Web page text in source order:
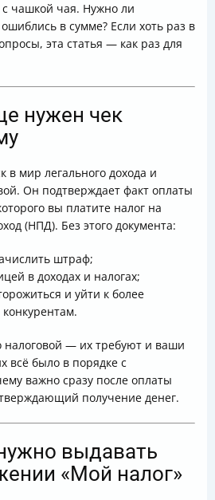
чашкой чая. Нужно ли
в сумме? Если хоть раз в
эта статья — как раз для
нужен чек
в мир легального дохода и
Он подтверждает факт оплаты
вы платите налог на
(НПД). Без этого документа:
штраф;
в доходах и налогах;
и уйти к более
налоговой — их требуют и ваши
всё было в порядке с
важно сразу после оплаты
получение денег.
выдавать
«Мой налог»